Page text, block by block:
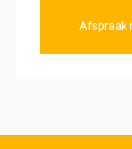
Afspraak